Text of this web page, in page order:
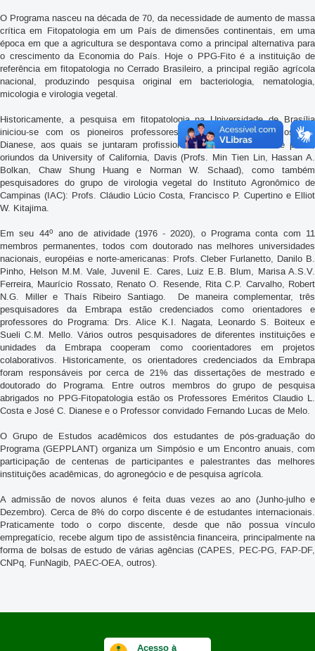
O Programa nasceu na década de 70, da necessidade de aumento de massa
crítica em Fitopatologia em um País de dimensões continentais, em uma
época em que a agricultura se despontava como a principal alternativa para
o crescimento da Economia do País. Hoje o PPG-Fito é a instituição de
referência em fitopatologia no Cerrado Brasileiro, a principal região agrícola
nacional, produzindo pesquisa original em bacteriologia, nematologia,
micologia e virologia vegetal.
Historicamente, a pesquisa em fitopatologia na Universidade de Brasília
iniciou-se com os pioneiros professores Armando Takatsu e José C.
Dianese, aos quais se juntaram profissionais com treinamento de ponta,
oriundos da University of California, Davis (Profs. Min Tien Lin, Hassan A.
Bolkan, Chaw Shung Huang e Norman W. Schaad), como também
pesquisadores do grupo de virologia vegetal do Instituto Agronômico de
Campinas (IAC): Profs. Cláudio Lúcio Costa, Francisco P. Cupertino e Elliot
W. Kitajima.
Em seu 44o
ano de atividade (1976 - 2020), o Programa conta com 11
membros permanentes, todos com doutorado nas melhores universidades
nacionais, européias e norte-americanas: Profs. Cleber Furlanetto, Danilo B.
Pinho, Helson M.M. Vale, Juvenil E. Cares, Luiz E.B. Blum, Marisa A.S.V.
Ferreira, Maurício Rossato, Renato O. Resende, Rita C.P. Carvalho, Robert
N.G. Miller e Thaís Ribeiro Santiago. De maneira complementar, três
pesquisadores da Embrapa estão credenciados como orientadores e
professores do Programa: Drs. Alice K.I. Nagata, Leonardo S. Boiteux e
Sueli C.M. Mello. Vários outros pesquisadores de diferentes instituições e
unidades da Embrapa cooperam como coorientadores em projetos
colaborativos. Historicamente, os orientadores credenciados da Embrapa
foram responsáveis por cerca de 21% das dissertações de mestrado e
doutorado do Programa. Entre outros membros do grupo de pesquisa
abrigados no PPG-Fitopatologia estão os Professores Eméritos Claudio L.
Costa e José C. Dianese e o Professor convidado Fernando Lucas de Melo.
O Grupo de Estudos acadêmicos dos estudantes de pós-graduação do
Programa (GEPPLANT) organiza um Simpósio e um Encontro anuais, com
participação de centenas de participantes e palestrantes das melhores
instituições acadêmicas, do agronegócio e de pesquisa agrícola.
A admissão de novos alunos é feita duas vezes ao ano (Junho-julho e
Dezembro). Cerca de 8% do corpo discente é de estudantes internacionais.
Praticamente todo o corpo discente, desde que não possua vínculo
empregatício, recebe algum tipo de assistência financeira, principalmente na
forma de bolsas de estudo de várias agências (CAPES, PEC-PG, FAP-DF,
CNPq, FunNagib, PAEC-OEA, outros).
Acesso à